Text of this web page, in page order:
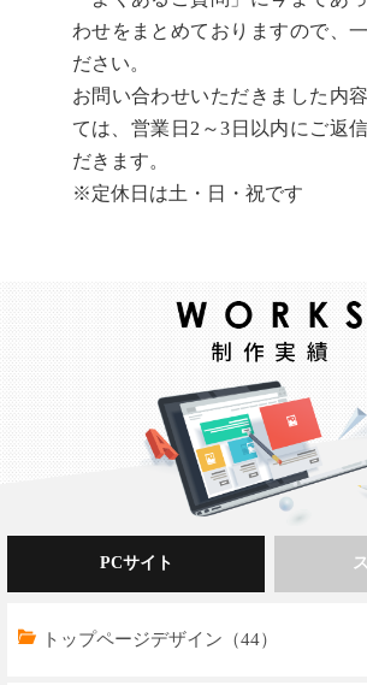
わせをまとめておりますので、
ださい。
お問い合わせいただきました内
ては、営業日2～3日以内にご返
だきます。
※定休日は土・日・祝です
PCサイト
トップページデザイン（44）